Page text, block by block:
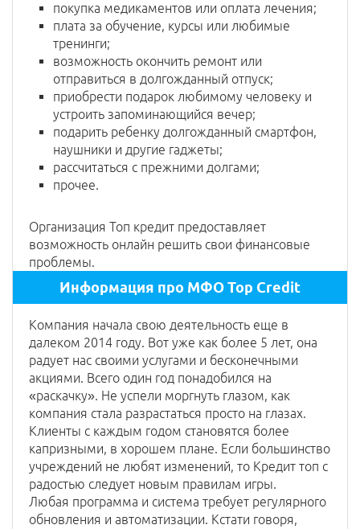
покупка медикаментов или оплата лечения;
плата за обучение, курсы или любимые
тренинги;
возможность окончить ремонт или
отправиться в долгожданный отпуск;
приобрести подарок любимому человеку и
устроить запоминающийся вечер;
подарить ребенку долгожданный смартфон,
наушники и другие гаджеты;
рассчитаться с прежними долгами;
прочее.
Организация Топ кредит предоставляет
возможность онлайн решить свои финансовые
проблемы.
Информация про МФО Top Credit
Компания начала свою деятельность еще в
далеком 2014 году. Вот уже как более 5 лет, она
радует нас своими услугами и бесконечными
акциями. Всего один год понадобился на
«раскачку». Не успели моргнуть глазом, как
компания стала разрастаться просто на глазах.
Клиенты с каждым годом становятся более
капризными, в хорошем плане. Если большинство
учреждений не любят изменений, то Кредит топ с
радостью следует новым правилам игры.
Любая программа и система требует регулярного
обновления и автоматизации. Кстати говоря,